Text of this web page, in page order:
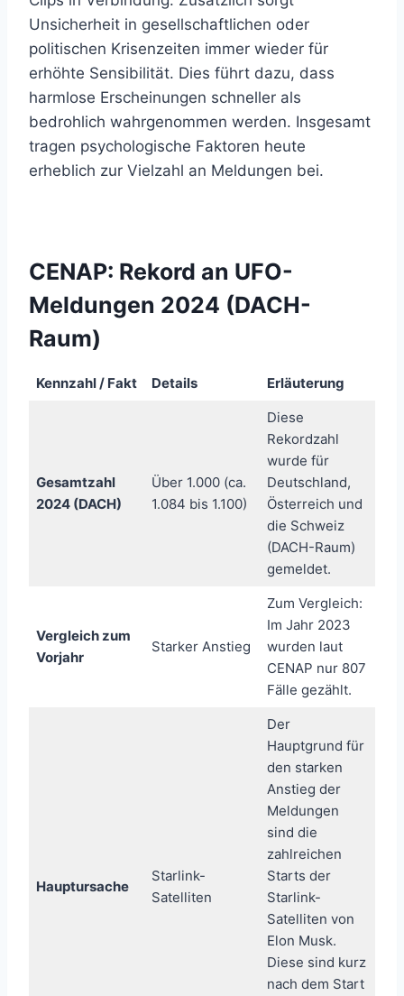
Unsicherheit in gesellschaftlichen oder
politischen Krisenzeiten immer wieder für
erhöhte Sensibilität. Dies führt dazu, dass
harmlose Erscheinungen schneller als
bedrohlich wahrgenommen werden. Insgesamt
tragen psychologische Faktoren heute
erheblich zur Vielzahl an Meldungen bei.
CENAP: Rekord an UFO-
Meldungen 2024 (DACH-
Raum)
Kennzahl / Fakt Details Erläuterung
Gesamtzahl
2024 (DACH)
Über 1.000 (ca.
1.084 bis 1.100)
Diese
Rekordzahl
wurde für
Deutschland,
Österreich und
die Schweiz
(DACH-Raum)
gemeldet.
Vergleich zum
Vorjahr
Starker Anstieg
Zum Vergleich:
Im Jahr 2023
wurden laut
CENAP nur 807
Fälle gezählt.
Hauptursache
Starlink-
Satelliten
Der
Hauptgrund für
den starken
Anstieg der
Meldungen
sind die
zahlreichen
Starts der
Starlink-
Satelliten von
Elon Musk.
Diese sind kurz
nach dem Start